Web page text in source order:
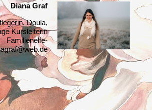
Diana Graf
Doula,
Kursleiterin
Familienelfe-